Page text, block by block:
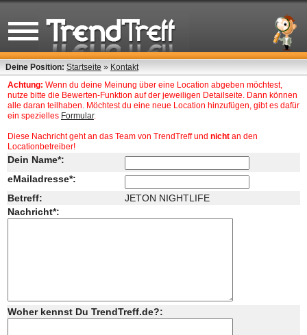
Deine Position: Startseite » Kontakt
Achtung: Wenn du deine Meinung über eine Location abgeben möchtest,
nutze bitte die Bewerten-Funktion auf der jeweiligen Detailseite. Dann können
alle daran teilhaben. Möchtest du eine neue Location hinzufügen, gibt es dafür
ein spezielles Formular.
Diese Nachricht geht an das Team von TrendTreff und nicht an den
Locationbetreiber!
Dein Name*:
eMailadresse*:
Betreff:
JETON NIGHTLIFE
Nachricht*:
Woher kennst Du TrendTreff.de?: